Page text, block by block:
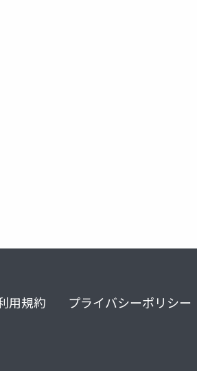
用規約 プライバシーポリシー